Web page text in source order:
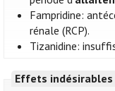
Fampridine:
rénale (RCP).
Tizanidine:
Effets indésirables